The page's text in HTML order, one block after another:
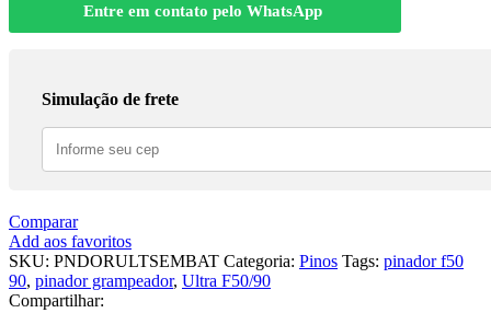
Entre em contato pelo WhatsApp
Simulação de frete
Comparar
Add aos favoritos
SKU: PNDORULTSEMBAT Categoria: Pinos Tags: pinador f50
90, pinador grampeador, Ultra F50/90
Compartilhar: